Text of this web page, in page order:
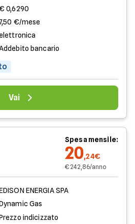
0,6290
€/mese
bancario
Vai
Spesa mensile:
20,24€
€ 242,86/anno
ENERGIA SPA
Gas
indicizzato